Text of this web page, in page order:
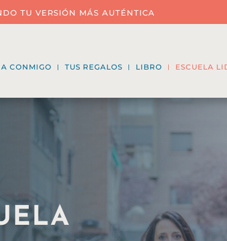
TU VERSIÓN MÁS AUTÉNTICA
CONMIGO TUS REGALOS LIBRO ESCUELA